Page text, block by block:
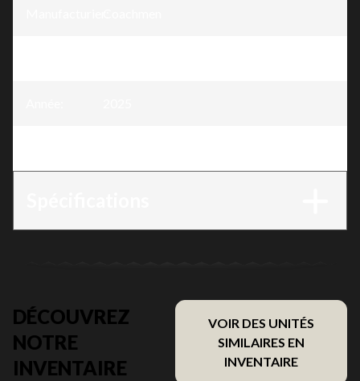
DÉCOUVREZ
NOTRE
INVENTAIRE
VOIR DES UNITÉS
SIMILAIRES EN
INVENTAIRE